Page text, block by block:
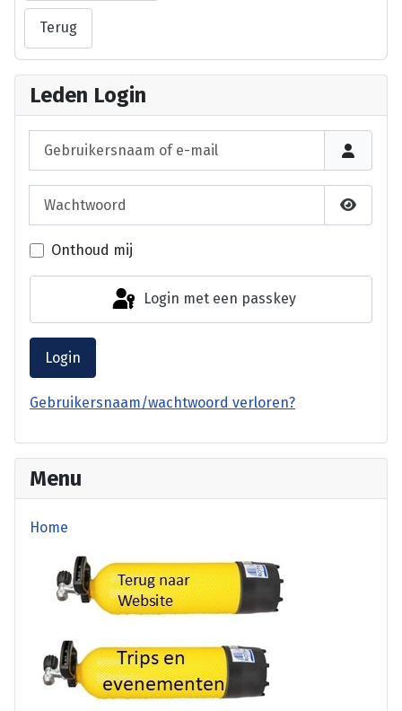
Terug
Leden Login
Gebruikersnaam of e-mail
Wachtwoord
Laat
Onthoud mij
Login met een passkey
Login
Gebruikersnaam/wachtwoord verloren?
Menu
Home